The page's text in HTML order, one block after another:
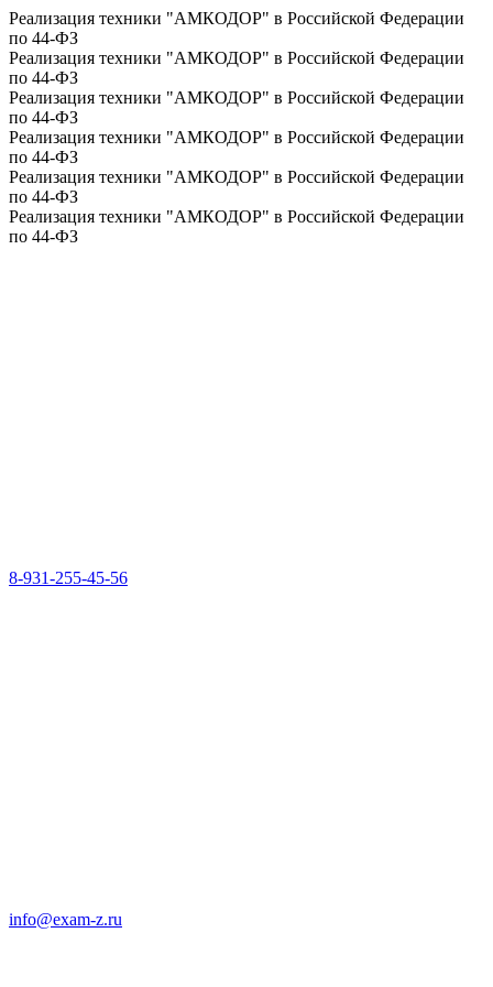
Реализация техники "АМКОДОР" в Российской Федерации
по 44-ФЗ
Реализация техники "АМКОДОР" в Российской Федерации
по 44-ФЗ
Реализация техники "АМКОДОР" в Российской Федерации
по 44-ФЗ
Реализация техники "АМКОДОР" в Российской Федерации
по 44-ФЗ
Реализация техники "АМКОДОР" в Российской Федерации
по 44-ФЗ
Реализация техники "АМКОДОР" в Российской Федерации
по 44-ФЗ
8-931-255-45-56
info@exam-z.ru